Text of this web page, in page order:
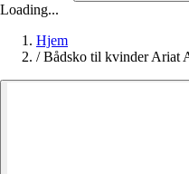
Loading...
Hjem
/ Bådsko til kvinder Ariat